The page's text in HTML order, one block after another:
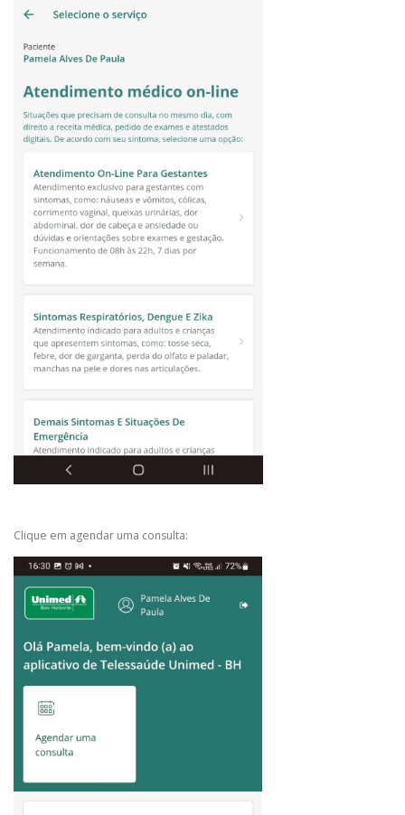
Clique em agendar uma consulta: